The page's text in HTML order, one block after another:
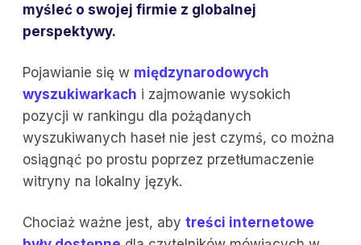
myśleć o swojej firmie z globalnej
perspektywy.
Pojawianie się w międzynarodowych
wyszukiwarkach i zajmowanie wysokich
pozycji w rankingu dla pożądanych
wyszukiwanych haseł nie jest czymś, co można
osiągnąć po prostu poprzez przetłumaczenie
witryny na lokalny język.
Chociaż ważne jest, aby treści internetowe